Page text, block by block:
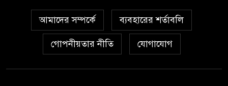
আমাদের সম্পর্কে ব্যবহারের শর্তাবলি
গোপনীয়তার নীতি যোগাযোগ